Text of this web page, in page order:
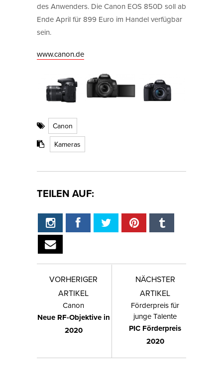
des Anwenders. Die Canon EOS 850D soll ab
Ende April für 899 Euro im Handel verfügbar
sein.
www.canon.de
Canon
Kameras
TEILEN AUF:
VORHERIGER
ARTIKEL
Canon
Neue RF-Objektive in
2020
NÄCHSTER
ARTIKEL
Förderpreis für
junge Talente
PIC Förderpreis
2020